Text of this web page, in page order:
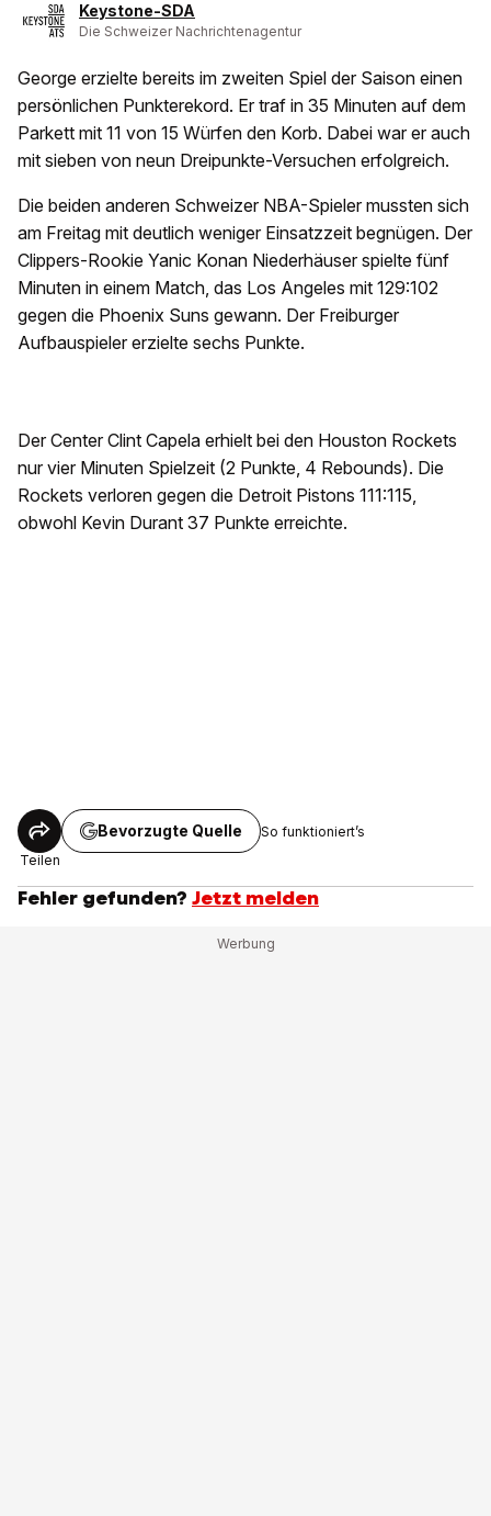
Keystone-SDA
Die Schweizer Nachrichtenagentur
George erzielte bereits im zweiten Spiel der Saison einen
persönlichen Punkterekord. Er traf in 35 Minuten auf dem
Parkett mit 11 von 15 Würfen den Korb. Dabei war er auch
mit sieben von neun Dreipunkte-Versuchen erfolgreich.
Die beiden anderen Schweizer NBA-Spieler mussten sich
am Freitag mit deutlich weniger Einsatzzeit begnügen. Der
Clippers-Rookie Yanic Konan Niederhäuser spielte fünf
Minuten in einem Match, das Los Angeles mit 129:102
gegen die Phoenix Suns gewann. Der Freiburger
Aufbauspieler erzielte sechs Punkte.
Der Center Clint Capela erhielt bei den Houston Rockets
nur vier Minuten Spielzeit (2 Punkte, 4 Rebounds). Die
Rockets verloren gegen die Detroit Pistons 111:115,
obwohl Kevin Durant 37 Punkte erreichte.
Teilen
Bevorzugte Quelle So funktioniert’s
Fehler gefunden? Jetzt melden